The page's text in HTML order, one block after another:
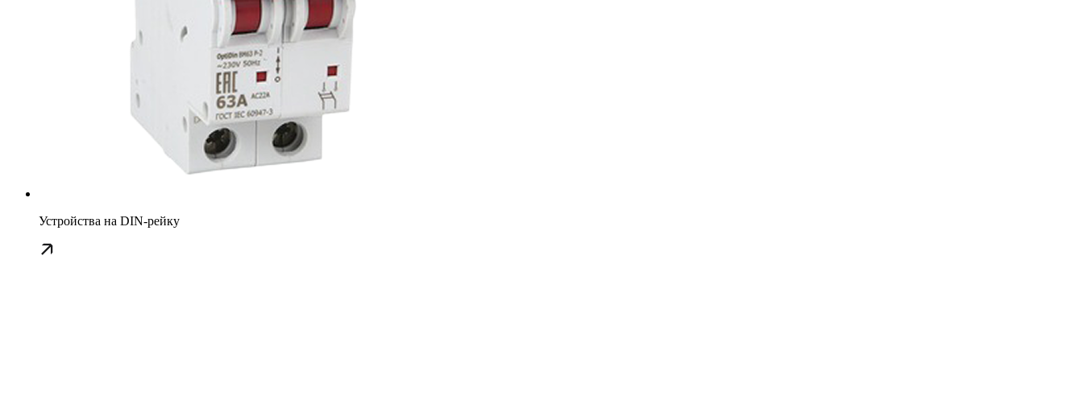
Устройства на DIN-рейку